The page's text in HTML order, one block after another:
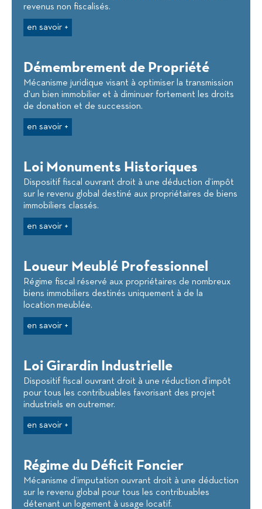
revenus non fiscalisés.
en savoir +
Démembrement de Propriété
Mécanisme juridique visant à optimiser la transmission
d'un bien immobilier et à diminuer fortement les droits
de donation et de succession.
en savoir +
Loi Monuments Historiques
Dispositif fiscal ouvrant droit à une déduction d’impôt
sur le revenu global destiné aux propriétaires de biens
immobiliers classés.
en savoir +
Loueur Meublé Professionnel
Régime fiscal réservé aux propriétaires de nombreux
biens immobiliers destinés uniquement à de la
location meublée.
en savoir +
Loi Girardin Industrielle
Dispositif fiscal ouvrant droit à une réduction d’impôt
pour tous les contribuables favorisant des projet
industriels en outremer.
en savoir +
Régime du Déficit Foncier
Mécanisme d’imputation ouvrant droit à une déduction
sur le revenu global pour tous les contribuables
détenant un logement à usage locatif.